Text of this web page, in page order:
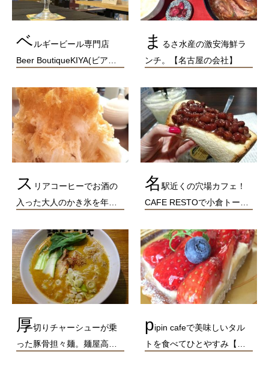
ベ ルギービール専門店
Beer BoutiqueKIYA(ビア…
ま るさ水産の激安海鮮ラ
ンチ。【名古屋の会社】
ス リアコーヒーでお酒の
入った大人のかき氷を年…
名 駅近くの穴場カフェ！
CAFE RESTOで小倉トー…
厚切りチャーシューが乗
った豚骨担々麺。麺屋高…
pipin cafeで美味しいタル
トを食べてひとやすみ【…